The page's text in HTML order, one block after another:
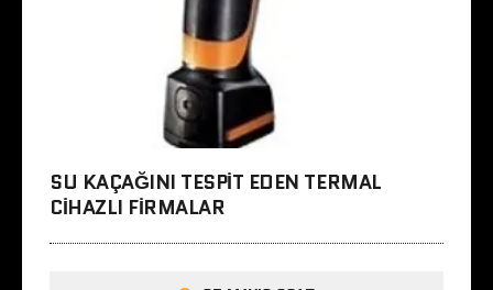
SU KAÇAĞINI TESPIT EDEN TERMAL
CIHAZLI FIRMALAR